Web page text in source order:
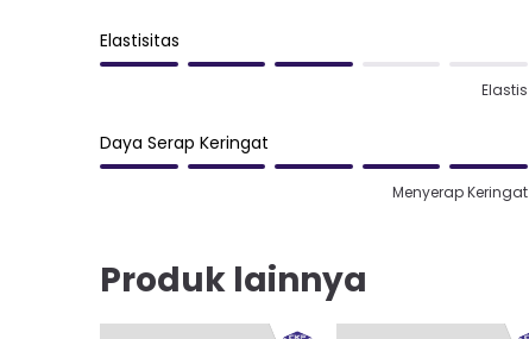
Elastisitas
Elastis
Daya Serap Keringat
Menyerap Keringat
Produk lainnya